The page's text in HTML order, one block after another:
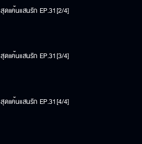
สุดแค้นแสนรัก EP.31[2/4]
สุดแค้นแสนรัก EP.31[3/4]
สุดแค้นแสนรัก EP.31[4/4]